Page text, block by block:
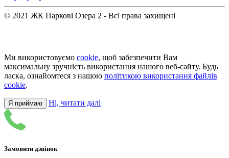
© 2021 ЖК Паркові Озера 2 - Всі права захищені
Ми використовуємо cookie, щоб забезпечити Вам
максимальну зручність використання нашого веб-сайту. Будь
ласка, ознайомтеся з нашою політикою використання файлів
cookie.
Я приймаю Ні, читати далі
Замовити дзвінок